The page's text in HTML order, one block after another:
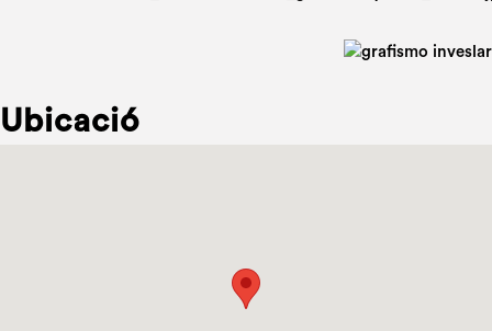
Ubicació